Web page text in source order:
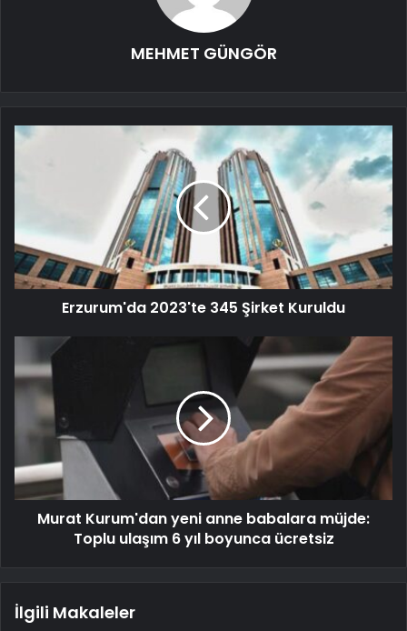
MEHMET GÜNGÖR
Erzurum'da 2023'te 345 Şirket Kuruldu
Murat Kurum'dan yeni anne babalara müjde:
Toplu ulaşım 6 yıl boyunca ücretsiz
İlgili Makaleler